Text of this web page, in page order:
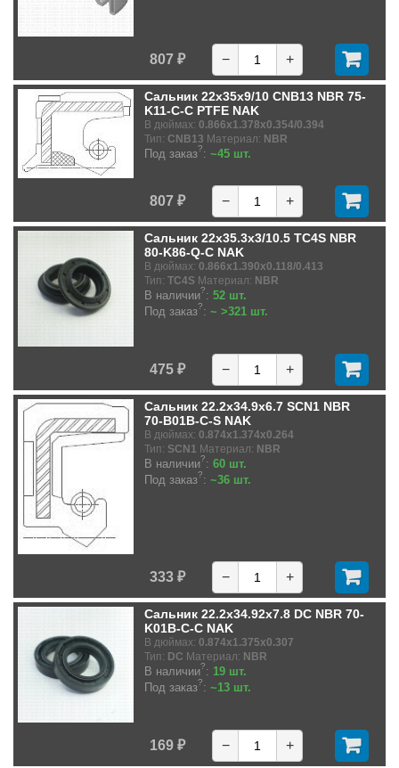
807 ₽ − +
Сальник 22x35x9/10 CNB13 NBR 75-
K11-C-C PTFE NAK
В дюймах: 0.866x1.378x0.354/0.394
Тип: CNB13 Материал: NBR
Под заказ?: ~45 шт.
807 ₽ − +
Сальник 22x35.3x3/10.5 TC4S NBR
80-K86-Q-C NAK
В дюймах: 0.866x1.390x0.118/0.413
Тип: TC4S Материал: NBR
В наличии?: 52 шт.
Под заказ?: ~ >321 шт.
475 ₽ − +
Сальник 22.2x34.9x6.7 SCN1 NBR
70-B01B-C-S NAK
В дюймах: 0.874x1.374x0.264
Тип: SCN1 Материал: NBR
В наличии?: 60 шт.
Под заказ?: ~36 шт.
333 ₽ − +
Сальник 22.2x34.92x7.8 DC NBR 70-
K01B-C-C NAK
В дюймах: 0.874x1.375x0.307
Тип: DC Материал: NBR
В наличии?: 19 шт.
Под заказ?: ~13 шт.
169 ₽ − +